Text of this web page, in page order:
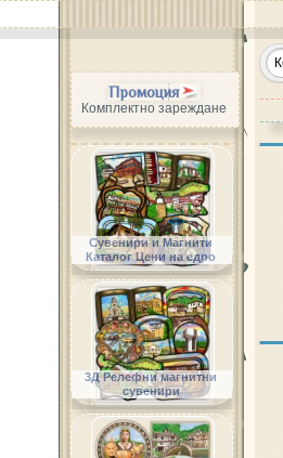
Промоция
Комплектно зареждане
Сувенири и Магнити
Каталог Цени на едро
3Д Релефни магнитни
сувенири